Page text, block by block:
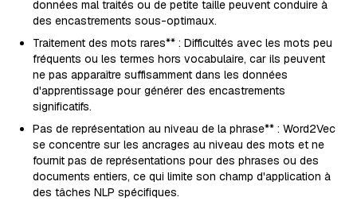
données mal traités ou de petite taille peuvent conduire à
des encastrements sous-optimaux.
Traitement des mots rares** : Difficultés avec les mots peu
fréquents ou les termes hors vocabulaire, car ils peuvent
ne pas apparaître suffisamment dans les données
d'apprentissage pour générer des encastrements
significatifs.
Pas de représentation au niveau de la phrase** : Word2Vec
se concentre sur les ancrages au niveau des mots et ne
fournit pas de représentations pour des phrases ou des
documents entiers, ce qui limite son champ d'application à
des tâches NLP spécifiques.